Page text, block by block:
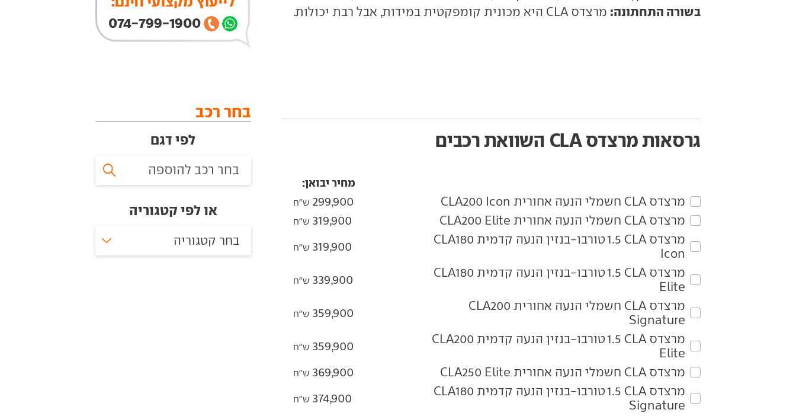
בשורה התחתונה: מרצדס CLA היא מכונית קומפקטית במידות, אבל רבת יכולות.
גרסאות מרצדס CLA השוואת רכבים
מחיר יבואן:
מרצדס‏ CLA‏ חשמלי הנעה אחורית CLA200 Icon 299,900 ש"ח
מרצדס‏ CLA‏ חשמלי הנעה אחורית CLA200 Elite 319,900 ש"ח
מרצדס‏ CLA‏ 1.5 טורבו-בנזין הנעה קדמית CLA180
Icon
319,900 ש"ח
מרצדס‏ CLA‏ 1.5 טורבו-בנזין הנעה קדמית CLA180
Elite
339,900 ש"ח
מרצדס‏ CLA‏ חשמלי הנעה אחורית CLA200
Signature
359,900 ש"ח
מרצדס‏ CLA‏ 1.5 טורבו-בנזין הנעה קדמית CLA200
Elite
359,900 ש"ח
מרצדס‏ CLA‏ חשמלי הנעה אחורית CLA250 Elite 369,900 ש"ח
מרצדס‏ CLA‏ 1.5 טורבו-בנזין הנעה קדמית CLA180
Signature
374,900 ש"ח
074-799-1900
בחר רכב
לפי דגם
או לפי קטגוריה
בחר קטגוריה